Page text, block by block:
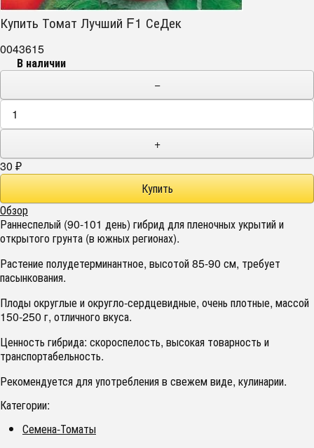
Купить Томат Лучший F1 СеДек
0043615
В наличии
−
+
30 ₽
Обзор
Раннеспелый (90-101 день) гибрид для пленочных укрытий и
открытого грунта (в южных регионах).
Растение полудетерминантное, высотой 85-90 см, требует
пасынкования.
Плоды округлые и округло-сердцевидные, очень плотные, массой
150-250 г, отличного вкуса.
Ценность гибрида: скороспелость, высокая товарность и
транспортабельность.
Рекомендуется для употребления в свежем виде, кулинарии.
Категории:
Семена-Томаты